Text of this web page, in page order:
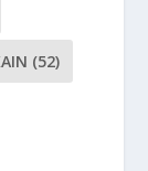
(52)